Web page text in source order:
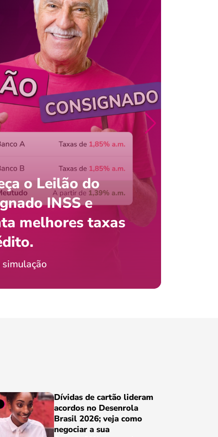
saldo do FGTS pelo
com o celular?
Jordão
o Leilão do
INSS e
melhores taxas
simulação
Dívidas de cartão lideram
acordos no Desenrola
Brasil 2026; veja como
negociar a sua